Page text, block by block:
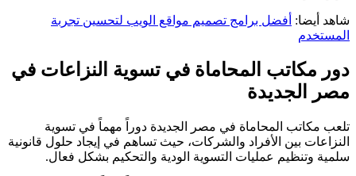
شاهد أيضا: أفضل برامج تصميم مواقع الويب لتحسين تجربة
المستخدم
دور مكاتب المحاماة في تسوية النزاعات في
مصر الجديدة
تلعب مكاتب المحاماة في مصر الجديدة دوراً مهماً في تسوية
النزاعات بين الأفراد والشركات، حيث تساهم في إيجاد حلول قانونية
سلمية وتنظيم عمليات التسوية الودية والتحكيم بشكل فعال.